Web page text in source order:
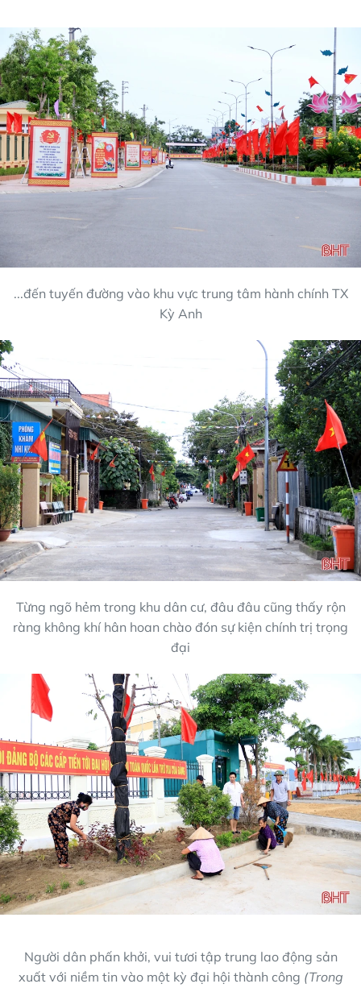
...đến tuyến đường vào khu vực trung tâm hành chính TX
Kỳ Anh
Từng ngõ hẻm trong khu dân cư, đâu đâu cũng thấy rộn
ràng không khí hân hoan chào đón sự kiện chính trị trọng
đại
Người dân phấn khởi, vui tươi tập trung lao động sản
xuất với niềm tin vào một kỳ đại hội thành công (Trong